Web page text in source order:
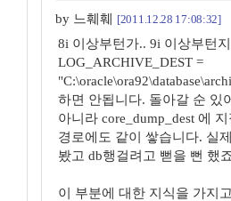
by 느훼훼 [2011.12.28 17:08:32]
8i 이상부턴가.. 9i 이상부턴
LOG_ARCHIVE_DEST =
하면 안됩니다. 돌아갈 순 있
아니라 core_dump_dest 에 지
경로에도 같이 쌓습니다. 실
봤고 db행걸려고 뻗을 뻔 했
이 부분에 대한 지식을 가지